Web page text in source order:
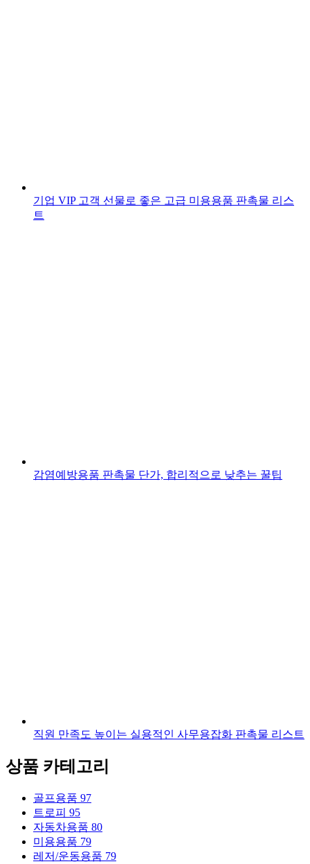
기업 VIP 고객 선물로 좋은 고급 미용용품 판촉물 리스
트
감염예방용품 판촉물 단가, 합리적으로 낮추는 꿀팁
직원 만족도 높이는 실용적인 사무용잡화 판촉물 리스트
상품 카테고리
골프용품 97
트로피 95
자동차용품 80
미용용품 79
레저/운동용품 79